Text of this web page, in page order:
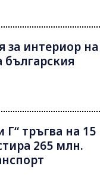
за интериор на
българския
тръгва на 15
265 млн.